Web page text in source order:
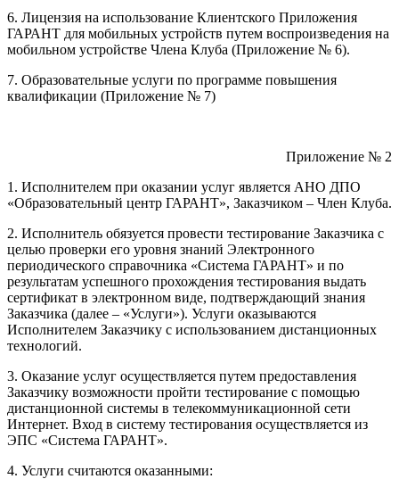
6. Лицензия на использование Клиентского Приложения
ГАРАНТ для мобильных устройств путем воспроизведения на
мобильном устройстве Члена Клуба (Приложение № 6).
7. Образовательные услуги по программе повышения
квалификации (Приложение № 7)
Приложение № 2
1. Исполнителем при оказании услуг является АНО ДПО
«Образовательный центр ГАРАНТ», Заказчиком – Член Клуба.
2. Исполнитель обязуется провести тестирование Заказчика с
целью проверки его уровня знаний Электронного
периодического справочника «Система ГАРАНТ» и по
результатам успешного прохождения тестирования выдать
сертификат в электронном виде, подтверждающий знания
Заказчика (далее – «Услуги»). Услуги оказываются
Исполнителем Заказчику с использованием дистанционных
технологий.
3. Оказание услуг осуществляется путем предоставления
Заказчику возможности пройти тестирование с помощью
дистанционной системы в телекоммуникационной сети
Интернет. Вход в систему тестирования осуществляется из
ЭПС «Система ГАРАНТ».
4. Услуги считаются оказанными: